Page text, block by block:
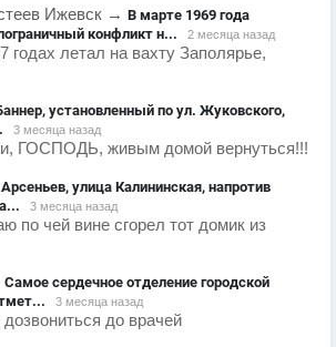
Ижевск → В марте 1969 года
конфликт н...
2 месяца назад
годах летал на вахту Заполярье,
установленный по ул. Жуковского,
3 месяца назад
ГОСПОДЬ, живым домой вернуться!!!
Арсеньев, улица Калининская, напротив
3 месяца назад
по чей вине сгорел тот домик из
Самое сердечное отделение городской
3 месяца назад
до врачей